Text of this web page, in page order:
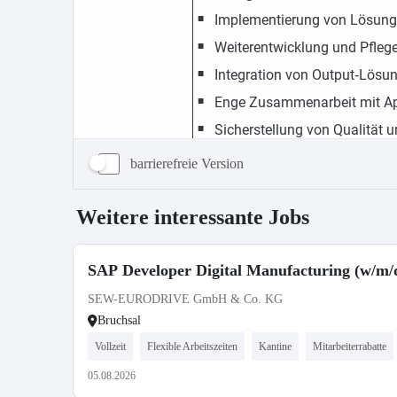
barrierefreie Version
Weitere interessante Jobs
SAP Developer Digital Manufacturing (w/m/
SEW-EURODRIVE GmbH & Co. KG
Bruchsal
Vollzeit Flexible Arbeitszeiten Kantine Mitarbeiterrabatte
05.08.2026